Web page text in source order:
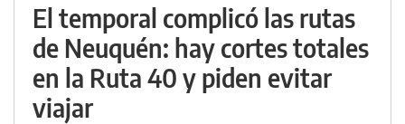
El temporal complicó las rutas
de Neuquén: hay cortes totales
en la Ruta 40 y piden evitar
viajar